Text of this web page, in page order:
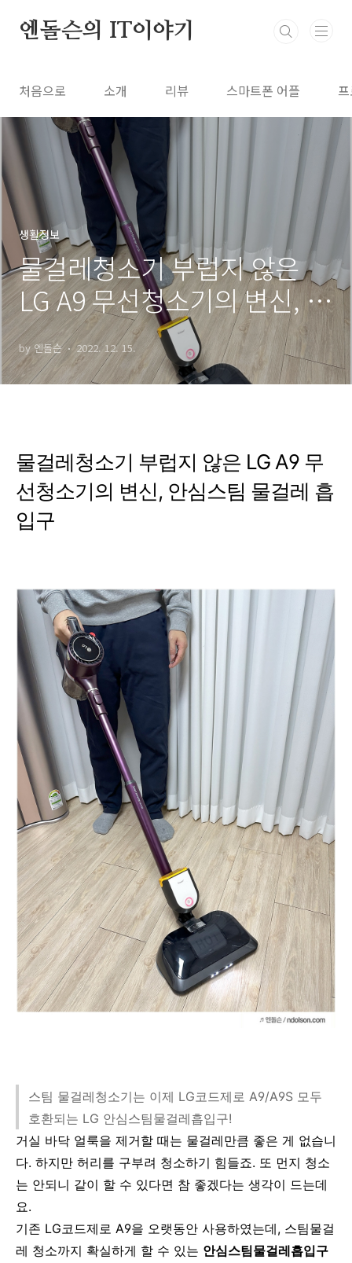
엔돌슨의 IT이야기
처음으로 소개 리뷰 스마트폰 어플
생활정보
물걸레청소기 부럽지 않은
LG A9 무선청소기의 변신, 안
심스팀 물걸레 흡입구
by 엔돌슨 2022. 12. 15.
물걸레청소기 부럽지 않은 LG A9 무
선청소기의 변신, 안심스팀 물걸레 흡
입구
스팀 물걸레청소기는 이제 LG코드제로 A9/A9S 모두
호환되는 LG 안심스팀물걸레흡입구!
거실 바닥 얼룩을 제거할 때는 물걸레만큼 좋은 게 없습니
다. 하지만 허리를 구부려 청소하기 힘들죠. 또 먼지 청소
는 안되니 같이 할 수 있다면 참 좋겠다는 생각이 드는데
요.
기존 LG코드제로 A9을 오랫동안 사용하였는데, 스팀물걸
레 청소까지 확실하게 할 수 있는 안심스팀물걸레흡입구